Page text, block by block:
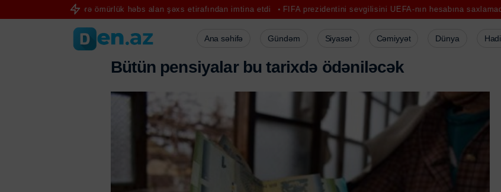
görə ömürlük həbs alan şəxs etirafından imtina etdi FIFA prezidentini sevgilisini UEFA-nın hesabına saxlamaqda ittiham
Ana səhifə Gündəm Siyasət Cəmiyyət Dünya
Bütün pensiyalar bu tarixdə ödəniləcək